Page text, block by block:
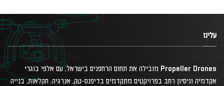
עלינו
Propeller Drones מובילה את תחום הרחפנים בישראל, עם אלפי בוגרי
אקדמיה וניסיון רחב בפרויקטים מתקדמים בדיפנס-טק, אנרגיה, חקלאות, בנייה